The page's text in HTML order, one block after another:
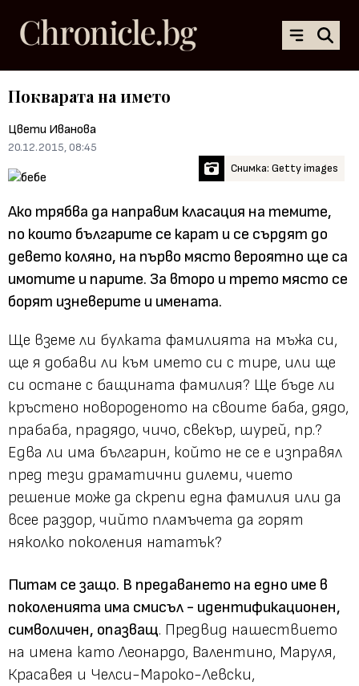
Покварата на името
Цвети Иванова
20.12.2015, 08:45
Снимка: Getty images
Ако трябва да направим класация на темите,
по които българите се карат и се сърдят до
девето коляно, на първо място вероятно ще са
имотите и парите. За второ и трето място се
борят изневерите и имената.
Ще вземе ли булката фамилията на мъжа си,
ще я добави ли към името си с тире, или ще
си остане с бащината фамилия? Ще бъде ли
кръстено новороденото на своите баба, дядо,
прабаба, прадядо, чичо, свекър, шурей, пр.?
Едва ли има българин, който не се е изправял
пред тези драматични дилеми, чието
решение може да скрепи една фамилия или да
всее раздор, чийто пламъчета да горят
няколко поколения нататък?
Питам се защо. В предаването на едно име в
поколенията има смисъл - идентификационен,
символичен, опазващ. Предвид нашествието
на имена като Леонардо, Валентино, Маруля,
Красавея и Челси-Мароко-Левски,